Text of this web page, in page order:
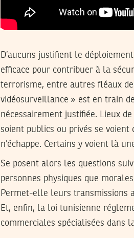
D’aucuns justifient le
efficace pour contribuer à la
terrorisme, entre autres fléaux
vidéosurveillance » est en train
nécessairement justifiée. Lieux
soient publics ou privés se
n’échappe. Certains y voient là
Se posent alors les questions
personnes physiques que
Permet-elle leurs transmissions
Et, enfin, la loi tunisienne
commerciales spécialisées dans